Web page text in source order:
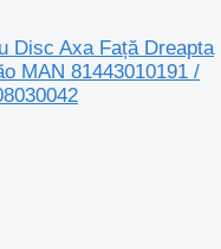
Disc Axa Față Dreapta
MAN 81443010191 /